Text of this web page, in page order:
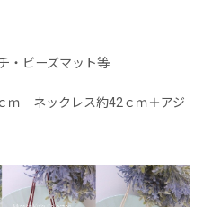
・ビーズマット等
ｍ ネックレス約42ｃｍ＋アジ